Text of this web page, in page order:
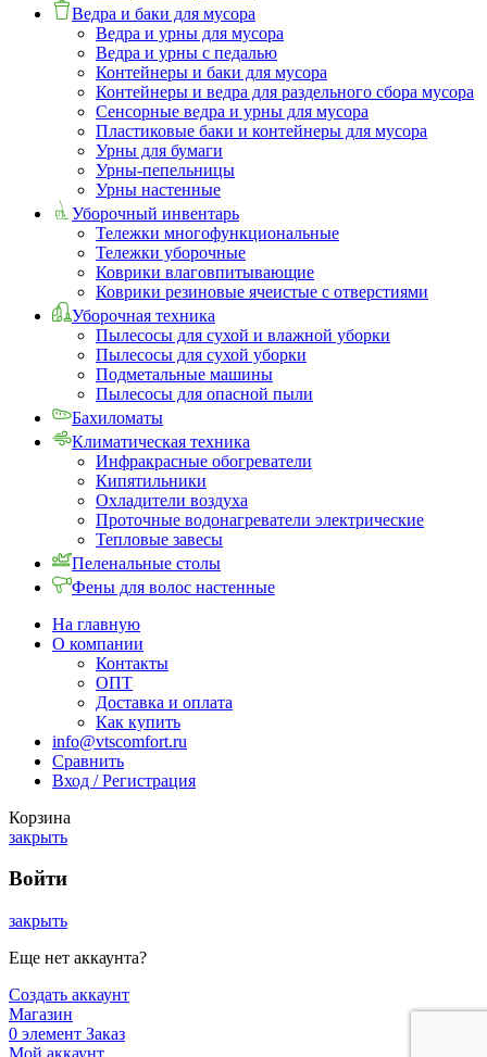
Ведра и баки для мусора
Ведра и урны для мусора
Ведра и урны с педалью
Контейнеры и баки для мусора
Контейнеры и ведра для раздельного сбора мусора
Сенсорные ведра и урны для мусора
Пластиковые баки и контейнеры для мусора
Урны для бумаги
Урны-пепельницы
Урны настенные
Уборочный инвентарь
Тележки многофункциональные
Тележки уборочные
Коврики влаговпитывающие
Коврики резиновые ячеистые с отверстиями
Уборочная техника
Пылесосы для сухой и влажной уборки
Пылесосы для сухой уборки
Подметальные машины
Пылесосы для опасной пыли
Бахиломаты
Климатическая техника
Инфракрасные обогреватели
Кипятильники
Охладители воздуха
Проточные водонагреватели электрические
Тепловые завесы
Пеленальные столы
Фены для волос настенные
На главную
О компании
Контакты
ОПТ
Доставка и оплата
Как купить
info@vtscomfort.ru
Сравнить
Вход / Регистрация
Корзина
закрыть
Войти
закрыть
Еще нет аккаунта?
Создать аккаунт
Магазин
0 элемент Заказ
Мой аккаунт